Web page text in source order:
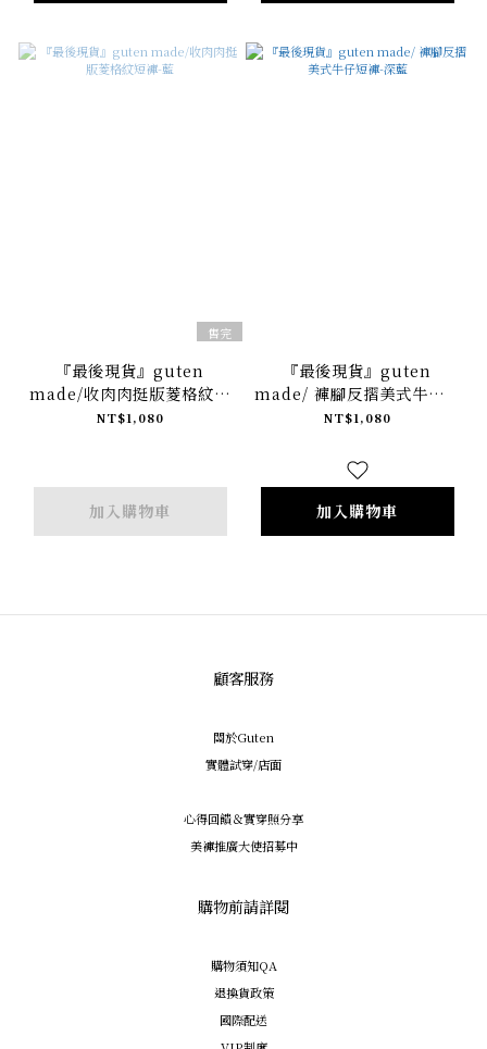
售完
『最後現貨』guten
made/收肉肉挺版菱格紋短
褲-藍
NT$1,080
加入購物車
『最後現貨』guten
made/ 褲腳反摺美式牛仔短
褲-深藍
NT$1,080
加入購物車
顧客服務
關於Guten
實體試穿/店面
心得回饋＆實穿照分享
美褲推廣大使招募中
購物前請詳閱
購物須知QA
退換貨政策
國際配送